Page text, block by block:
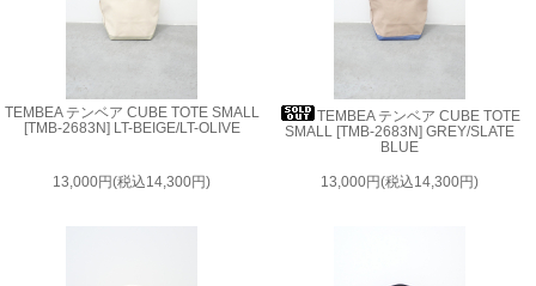
TEMBEA テンベア CUBE TOTE SMALL
[TMB-2683N] LT-BEIGE/LT-OLIVE
13,000円(税込14,300円)
TEMBEA テンベア CUBE TOTE
SMALL [TMB-2683N] GREY/SLATE
BLUE
13,000円(税込14,300円)